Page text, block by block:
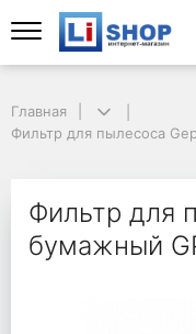
Главная
Фильтр для пылесоса
Фильтр для
бумажный